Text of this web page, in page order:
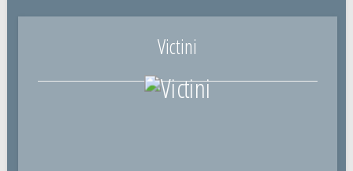
Victini